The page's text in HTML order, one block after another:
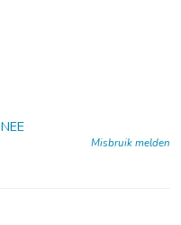
NEE
Misbruik melden